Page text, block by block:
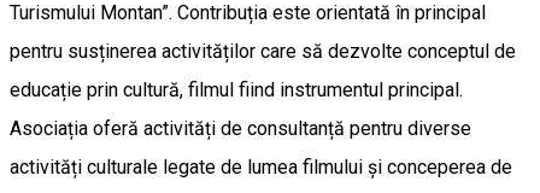
Turismului Montan”. Contribuția este orientată în principal
pentru susținerea activităților care să dezvolte conceptul de
educație prin cultură, filmul fiind instrumentul principal.
Asociația oferă activități de consultanță pentru diverse
activități culturale legate de lumea filmului și conceperea de